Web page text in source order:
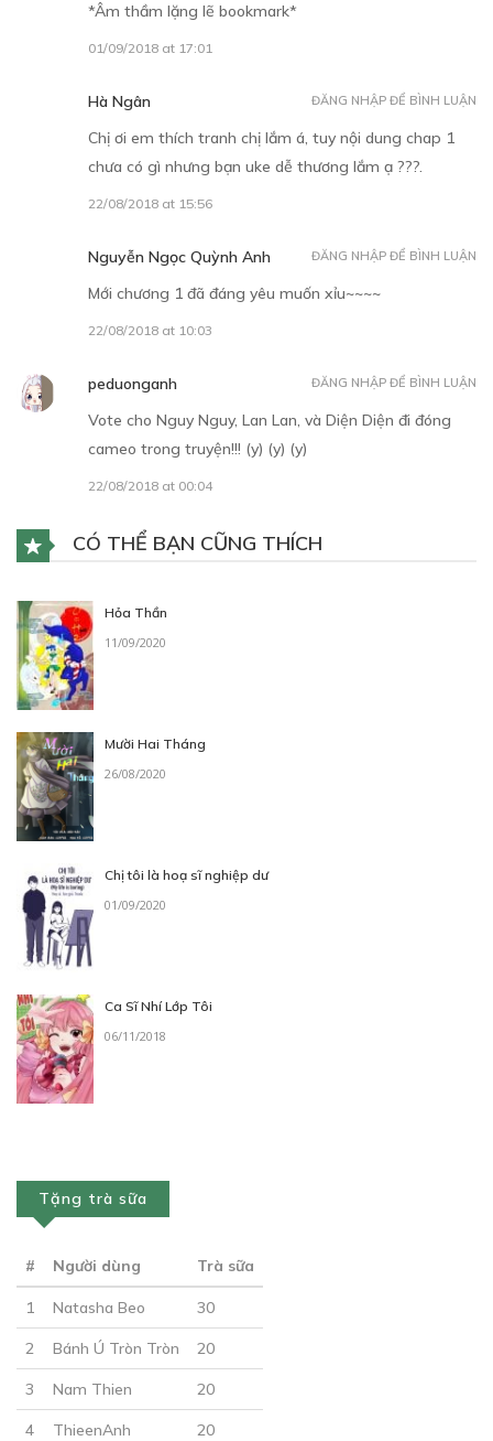
*Âm thầm lặng lẽ bookmark*
01/09/2018 at 17:01
Hà Ngân
Chị ơi em thích tranh chị lắm á, tuy nội dung chap 1
chưa có gì nhưng bạn uke dễ thương lắm ạ ???.
22/08/2018 at 15:56
ĐĂNG NHẬP ĐỂ BÌNH LUẬN
Nguyễn Ngọc Quỳnh Anh
Mới chương 1 đã đáng yêu muốn xỉu~~~~
22/08/2018 at 10:03
ĐĂNG NHẬP ĐỂ BÌNH LUẬN
peduonganh
Vote cho Nguy Nguy, Lan Lan, và Diện Diện đi đóng
cameo trong truyện!!! (y) (y) (y)
22/08/2018 at 00:04
ĐĂNG NHẬP ĐỂ BÌNH LUẬN
CÓ THỂ BẠN CŨNG THÍCH
Hỏa Thần
11/09/2020
Mười Hai Tháng
26/08/2020
Chị tôi là hoạ sĩ nghiệp dư
01/09/2020
Ca Sĩ Nhí Lớp Tôi
06/11/2018
Tặng trà sữa
# Người dùng Trà sữa
1 Natasha Beo 30
2 Bánh Ú Tròn Tròn 20
3 Nam Thien 20
4 ThieenAnh 20